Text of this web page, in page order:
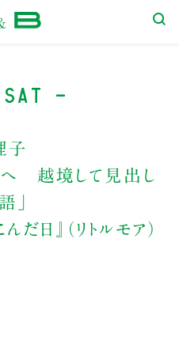
Sat -
子
へ 越境して見出し
」
だ日』（リトルモア）